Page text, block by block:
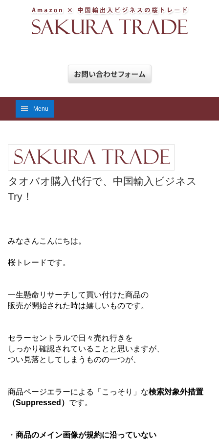
Menu
タオバオ購入代行で、中国輸入ビジネス
Try！
みなさんこんにちは。
桜トレードです。
一生懸命リサーチして買い付けた商品の
販売が開始された時は嬉しいものです。
セラーセントラルで日々売れ行きを
しっかり確認されていることと思いますが、
つい見落としてしまうものの一つが、
商品ページエラーによる「こっそり」な検索対象外措置
（Suppressed） です。
・ 商品のメイン画像が規約に沿っていない